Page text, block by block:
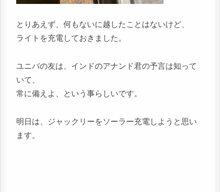
とりあえず、何もないに越したことはないけど、
ライトを充電しておきました。
ユニバの友は、インドのアナンド君の予言は知って
いて、
常に備えよ、という事らしいです。
明日は、ジャックリーをソーラー充電しようと思い
ます。